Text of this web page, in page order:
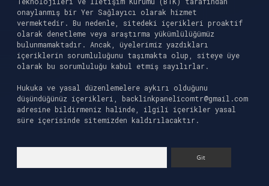
onaylanmış bir Yer Sağlayıcı olarak hizmet
vermektedir. Bu nedenle, sitedeki içerikleri proaktif
olarak denetleme veya araştırma yükümlülüğümüz
bulunmamaktadır. Ancak, üyelerimiz yazdıkları
içeriklerin sorumluluğunu taşımakta olup, siteye üye
olarak bu sorumluluğu kabul etmiş sayılırlar.
Hukuka ve yasal düzenlemelere aykırı olduğunu
düşündüğünüz içerikleri, backlinkpanelicomtr@gmail.com
adresine bildirmeniz halinde, ilgili içerikler yasal
süre içerisinde sitemizden kaldırılacaktır.